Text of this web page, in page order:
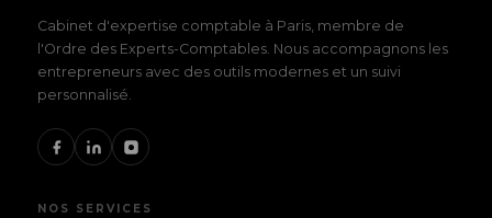
Cabinet d'expertise comptable à Paris, membre de
l'Ordre des Experts-Comptables. Nous accompagnons les
entrepreneurs avec des outils modernes et un suivi
personnalisé.
NOS SERVICES